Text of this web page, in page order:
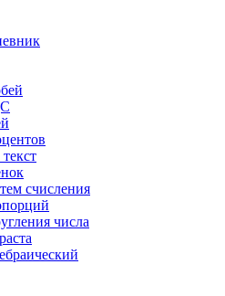
счисления
числа